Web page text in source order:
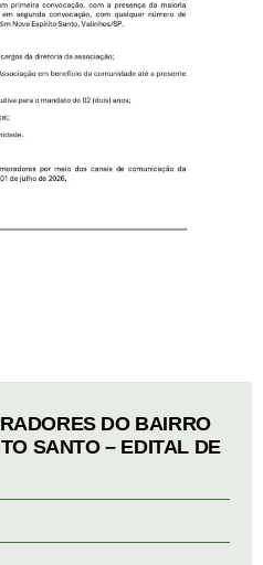
DO BAIRRO
SANTO – EDITAL DE